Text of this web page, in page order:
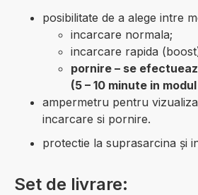
posibilitate de a alege intre
incarcare normala;
incarcare rapida
pornire – se
(5 – 10 minute in
ampermetru pentru
incarcare si pornire.
protectie la suprasarcina şi
Set de livrare: